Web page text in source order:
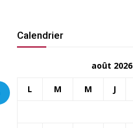
Calendrier
août 2026
L M M J